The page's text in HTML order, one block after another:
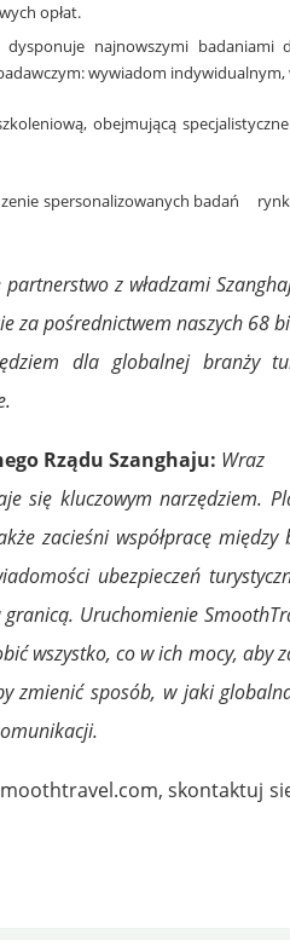
opłat.
dysponuje najnowszymi
wywiadom
obejmującą
spersonalizowanych badań
partnerstwo z władzami
za pośrednictwem naszych 68
dla globalnej branży
Rządu Szanghaju: Wraz
się kluczowym narzędziem.
zacieśni współpracę
ubezpieczeń
Uruchomienie
wszystko, co w ich mocy,
zmienić sposób, w jaki
, skontaktuj